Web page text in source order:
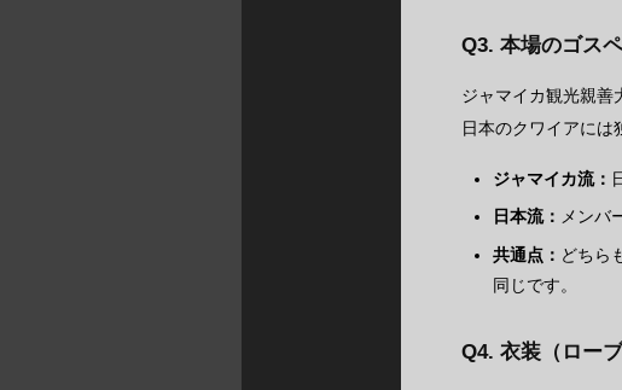
Q3. 本場のゴス
ジャマイカ観光親善
日本のクワイアには
ジャマイカ流：
日本流： メンバ
共通点： どちら
同じです。
Q4. 衣装（ロー